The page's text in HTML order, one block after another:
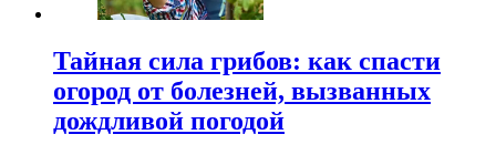
Тайная сила грибов: как спасти
огород от болезней, вызванных
дождливой погодой